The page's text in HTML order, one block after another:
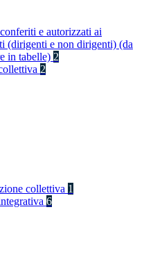
e autorizzati ai
(dirigenti e non dirigenti) (da
in tabelle) 2
2
collettiva 1
6